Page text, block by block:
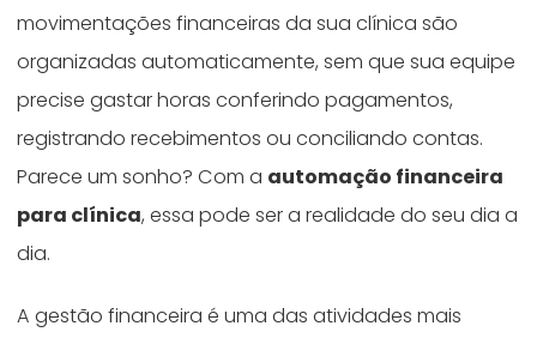
movimentações financeiras da sua clínica são
organizadas automaticamente, sem que sua equipe
precise gastar horas conferindo pagamentos,
registrando recebimentos ou conciliando contas.
Parece um sonho? Com a automação financeira
para clínica, essa pode ser a realidade do seu dia a
dia.
A gestão financeira é uma das atividades mais